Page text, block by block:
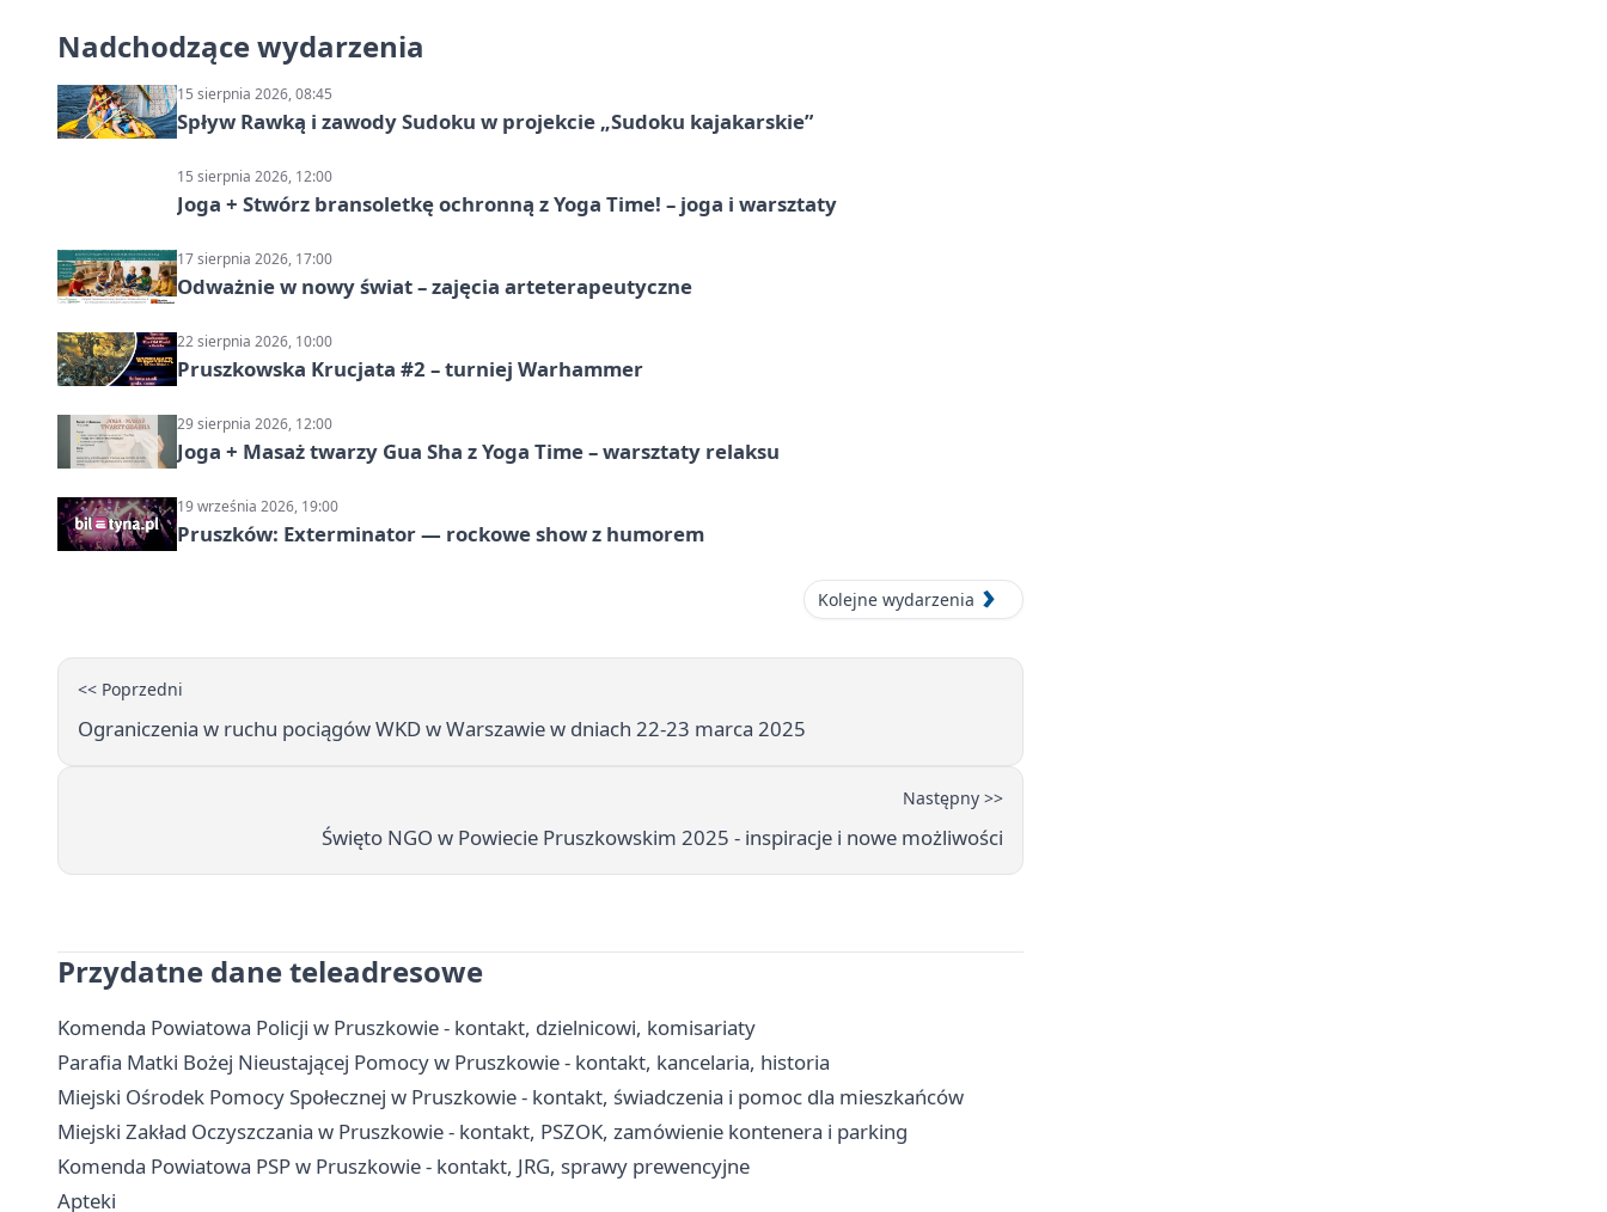
Nadchodzące wydarzenia
15 sierpnia 2026, 08:45
Spływ Rawką i zawody Sudoku w projekcie „Sudoku kajakarskie”
15 sierpnia 2026, 12:00
Joga + Stwórz bransoletkę ochronną z Yoga Time! – joga i warsztaty
17 sierpnia 2026, 17:00
Odważnie w nowy świat – zajęcia arteterapeutyczne
22 sierpnia 2026, 10:00
Pruszkowska Krucjata #2 – turniej Warhammer
29 sierpnia 2026, 12:00
Joga + Masaż twarzy Gua Sha z Yoga Time – warsztaty relaksu
19 września 2026, 19:00
Pruszków: Exterminator — rockowe show z humorem
Kolejne wydarzenia
<< Poprzedni
Ograniczenia w ruchu pociągów WKD w Warszawie w dniach 22-23 marca 2025
Następny >>
Święto NGO w Powiecie Pruszkowskim 2025 - inspiracje i nowe możliwości
Przydatne dane teleadresowe
Komenda Powiatowa Policji w Pruszkowie - kontakt, dzielnicowi, komisariaty
Parafia Matki Bożej Nieustającej Pomocy w Pruszkowie - kontakt, kancelaria, historia
Miejski Ośrodek Pomocy Społecznej w Pruszkowie - kontakt, świadczenia i pomoc dla mieszkańców
Miejski Zakład Oczyszczania w Pruszkowie - kontakt, PSZOK, zamówienie kontenera i parking
Komenda Powiatowa PSP w Pruszkowie - kontakt, JRG, sprawy prewencyjne
Apteki